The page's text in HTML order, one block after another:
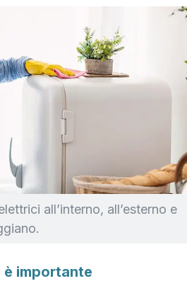
all’interno, all’esterno e
è importante